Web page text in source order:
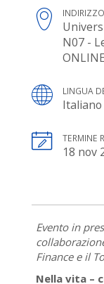
N07 -
ONLINE
LINGUA
Italiano
TERMINE
18 nov
Evento in
Finance e il
Nella vita –